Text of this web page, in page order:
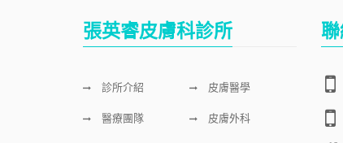
張英睿皮膚科診所
診所介紹 皮膚醫學
醫療團隊 皮膚外科